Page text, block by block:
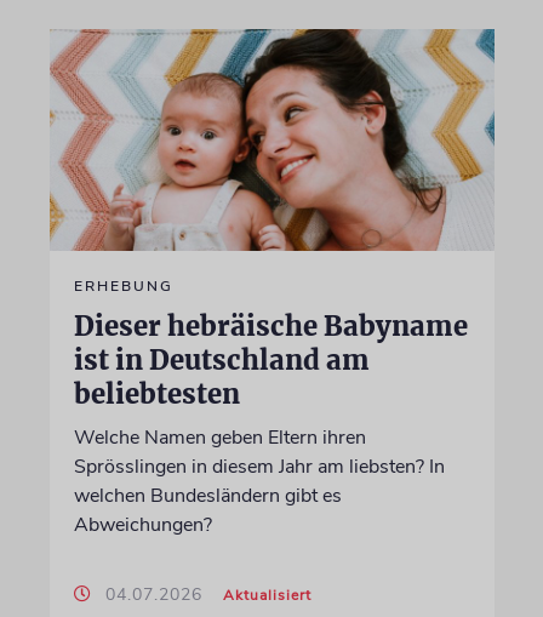
ERHEBUNG
Dieser hebräische Babyname
ist in Deutschland am
beliebtesten
Welche Namen geben Eltern ihren
Sprösslingen in diesem Jahr am liebsten? In
welchen Bundesländern gibt es
Abweichungen?
04.07.2026 Aktualisiert